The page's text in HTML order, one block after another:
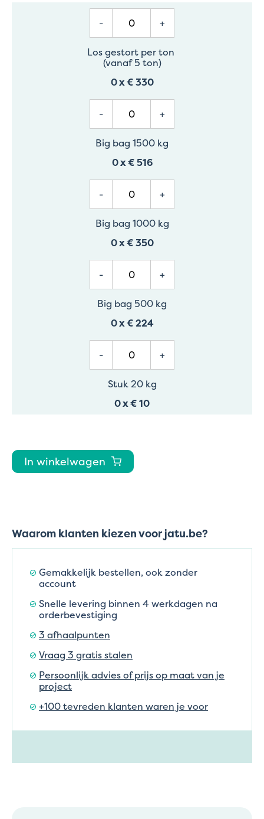
- +
Los gestort per ton
(vanaf 5 ton)
0x€ 330
- +
Big bag 1500 kg
0x€ 516
- +
Big bag 1000 kg
0x€ 350
- +
Big bag 500 kg
0x€ 224
- +
Stuk 20 kg
0x€ 10
In winkelwagen
Waarom klanten kiezen voor jatu.be?
Gemakkelijk bestellen, ook zonder
account
Snelle levering binnen 4 werkdagen na
orderbevestiging
3 afhaalpunten
Vraag 3 gratis stalen
Persoonlijk advies of prijs op maat van je
project
+100 tevreden klanten waren je voor